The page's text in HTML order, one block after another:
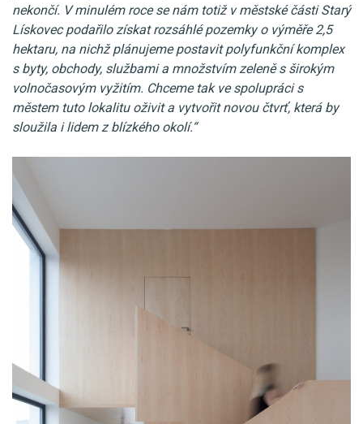
nekončí. V minulém roce se nám totiž v městské části Starý
Lískovec podařilo získat rozsáhlé pozemky o výměře 2,5
hektaru, na nichž plánujeme postavit polyfunkční komplex
s byty, obchody, službami a množstvím zeleně s širokým
volnočasovým vyžitím. Chceme tak ve spolupráci s
městem tuto lokalitu oživit a vytvořit novou čtvrť, která by
sloužila i lidem z blízkého okolí.“